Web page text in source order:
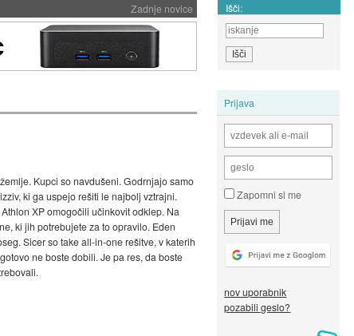
Zadnje novice Išči:
Prijava
Zapomni si me
nov uporabnik
pozabili geslo?
Kupci so navdušeni. Godrnjajo samo
ki ga uspejo rešiti le najbolj vztrajni.
XP omogočili učinkovit odklep. Na
ki jih potrebujete za to opravilo. Eden
Sicer so take all-in-one rešitve, v katerih
ne boste dobili. Je pa res, da boste